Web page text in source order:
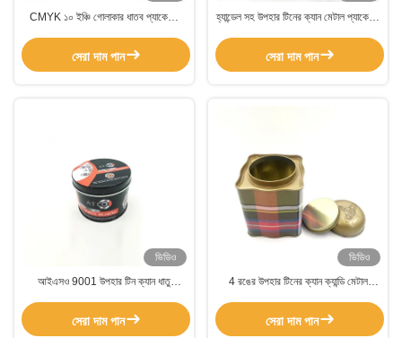
CMYK ১০ ইঞ্চি গোলাকার ধাতব প্যাকেজিং
সেরা দাম পান
হ্যান্ডেল সহ উপহার টিনের ক্যান মেটাল প্যাকেজিং
সেরা দাম পান
ভিডিও
আইএসও 9001 উপহার টিন ক্যান ধাতু
সেরা দাম পান
ভিডিও
4 রঙের উপহার টিনের ক্যান ক্যান্ডি মেটাল
সেরা দাম পান